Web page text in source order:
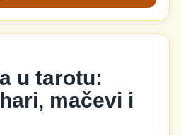
u tarotu:
mačevi i